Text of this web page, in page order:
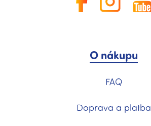
O nákupu
FAQ
Doprava a platba